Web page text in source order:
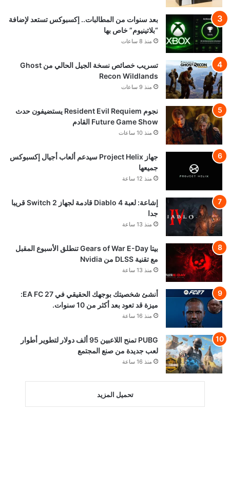
بعد سنوات من المطالبات.. إكسبوكس تستعد لإضافة
“بلاتينيوم” خاص بها
منذ 8 ساعات
تسريب خصائص نسخة الجيل الحالي من Ghost
Recon Wildlands
منذ 9 ساعات
نجوم Resident Evil Requiem يستضيفون حدث
Future Game Show القادم
منذ 10 ساعات
جهاز Project Helix سيدعم ألعاب أجيال إكسبوكس
جميعها
منذ 12 ساعة
إشاعة: لعبة Diablo 4 قادمة لجهاز Switch 2 قريبا
جدا
منذ 13 ساعة
بيتا Gears of War E-Day تنطلق الأسبوع المقبل
مع تقنية DLSS من Nvidia
منذ 13 ساعة
أنشئ شخصيتك بوجهك الحقيقي في EA FC 27:
ميزة قد تعود بعد أكثر من 10 سنوات.
منذ 16 ساعة
PUBG تمنح اللاعبين 95 ألف دولار لتطوير أطوار
لعب جديدة من صنع المجتمع
منذ 16 ساعة
تحميل المزيد